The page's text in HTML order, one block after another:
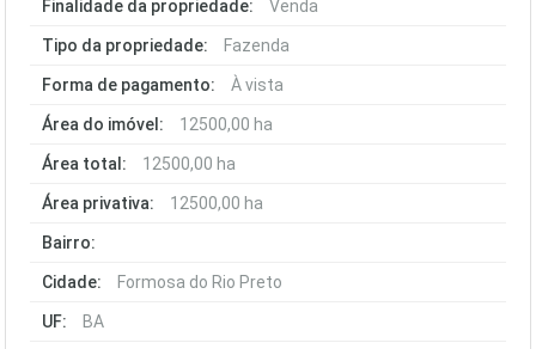
Finalidade da propriedade: Venda
Tipo da propriedade: Fazenda
Forma de pagamento: À vista
Área do imóvel: 12500,00 ha
Área total: 12500,00 ha
Área privativa: 12500,00 ha
Bairro:
Cidade: Formosa do Rio Preto
UF: BA